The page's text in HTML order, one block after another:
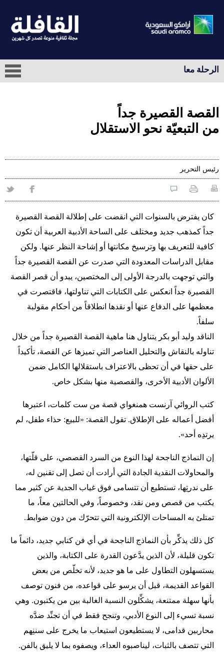
الرحلة معا
القصة القصيرة جداً
من التبعيّة نحو الاستقلال
رئيس التحرير
كان يفترض بالسنوات التي انقضت على إطلالة القصة القصيرة
جداً كمذهب جديد ومختلف على الساحة الأدبية العربية أن تكون
كافية للتعريف بها وترسيخ مكانتها أو إشاحة النظر عنها. ولكن
مقابل الدراسات المعدودة التي صدرت عن القصة القصيرة جداً
والتي توجهت بالدرجة الأولى إلى المختصين، يبدو أن قصر القصة
القصيرة جداً انعكس على الكتابات التي تناولتها، فاقتصرت في
معظمها على الدفاع عنها أو نقدها انطلاقاً من أحكام مقولبة
سلفاً.
الناقد وليد أبو بكر يتناول هنا ماهية القصة القصيرة جداً من خلال
تناوله بالنقاش والتحليل العناصر التي تميزها عن القصة، تأكيداً
على حقها في أن تحظى بالاعتراف باستقلالها الكامل ضمن
الألوان الأدبية الأخرى، والقصصية منها بشكل خاص.
كتب الروائي آرنست همنغواي قصة من ست كلمات، اعتبرها
أفضل أعماله على الإطلاق. تقول القصة: «للبيع: حذاء طفل، لم
يرتدِه أحد».
إن النماذج الناجحة لهذا النوع من السرد القصصي، على قلّتها،
والمحاولات النقدية الجادة التي أرادت أن تصل إلى تقنين له،
على ندرتِها، تستطيع أن تتسامى فوق غياب الجدية عن كثير مما
يكتب من قصص ومن نقد، وخصوصاً، وفي الحالتين معاً، ما
تمتلئ به المساحات الإلكترونية التي تتحرّك من دون ضوابط.
كل ذلك يذكِّر بأن النماذج الناجحة في أي فن كتابي جديد، دائماً ما
تكون قليلة، لأن الذين يدَّعون القدرة على الكتابة، والذين
يستسهلون التطاول على ما هو جديد، لأنه تخلّص من بعض
القواعد القديمة، قبل أن يرسو على قواعده، من فنون توصف
بأنها سهلة ممتنعة، يشكِّلون النسبة الغالبة بين من يكتبون. وهي
نسبة تسيء إلى النوع الأدبي، وتنجح فقط في أن تجنِّد ضدَّه
محاربين قدامى، لا يستطيعون استيعاب ما يخرج على سننِهم
التي تتصف بالثبات، ليناصبوه العداء، ويصفوه بما لا يليق بالفن.